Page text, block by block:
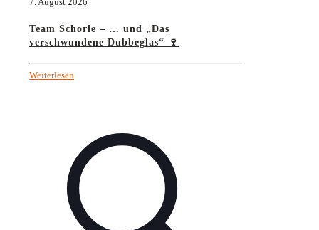
Team Schorle – … und „Das
verschwundene Dubbeglas“ 🍷
Weiterlesen